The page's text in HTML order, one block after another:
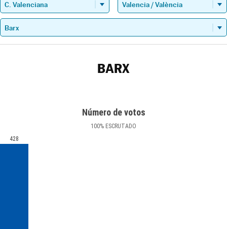
BARX
Número de votos
100% ESCRUTADO
428